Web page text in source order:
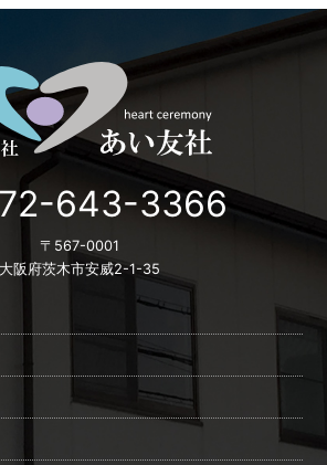
643-3366
〒567-0001
大阪府茨木市安威2-1-35